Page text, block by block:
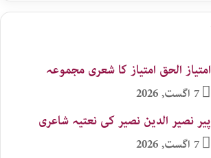
امتیاز الحق امتیاز کا شعری مجموعہ
7 اگست, 2026
پیر نصیر الدین نصیر کی نعتیہ شاعری
7 اگست, 2026